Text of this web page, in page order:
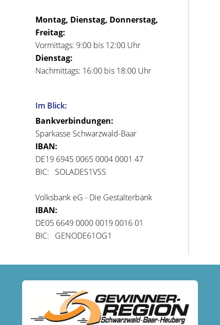
Montag, Dienstag, Donnerstag,
Freitag:
Vormittags: 9:00 bis 12:00 Uhr
Dienstag:
Nachmittags: 16:00 bis 18:00 Uhr
Im Blick:
Bankverbindungen:
Sparkasse Schwarzwald-Baar
IBAN:
DE19 6945 0065 0004 0001 47
BIC: SOLADES1VSS
Volksbank eG - Die Gestalterbank
IBAN:
DE05 6649 0000 0019 0016 01
BIC: GENODE61OG1